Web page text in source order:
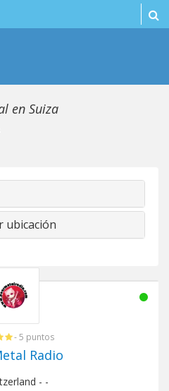
en Suiza
ubicación
- 5 puntos
Radio
- -